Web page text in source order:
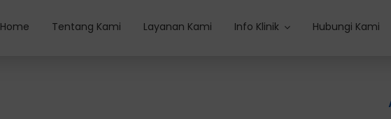
Home Tentang Kami Layanan Kami Info Klinik Hubungi Kami